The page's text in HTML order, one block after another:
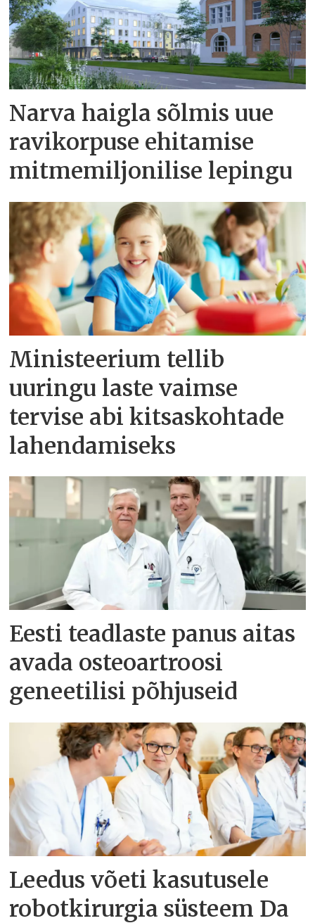
Narva haigla sõlmis uue
ravikorpuse ehitamise
mitmemiljonilise lepingu
Ministeerium tellib
uuringu laste vaimse
tervise abi kitsaskohtade
lahendamiseks
Eesti teadlaste panus aitas
avada osteoartroosi
geneetilisi põhjuseid
Leedus võeti kasutusele
robotkirurgia süsteem Da